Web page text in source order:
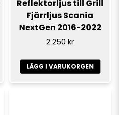
Reflektorljus till Grill
Fjärrljus Scania
NextGen 2016-2022
2 250 kr
LÄGG I VARUKORGEN